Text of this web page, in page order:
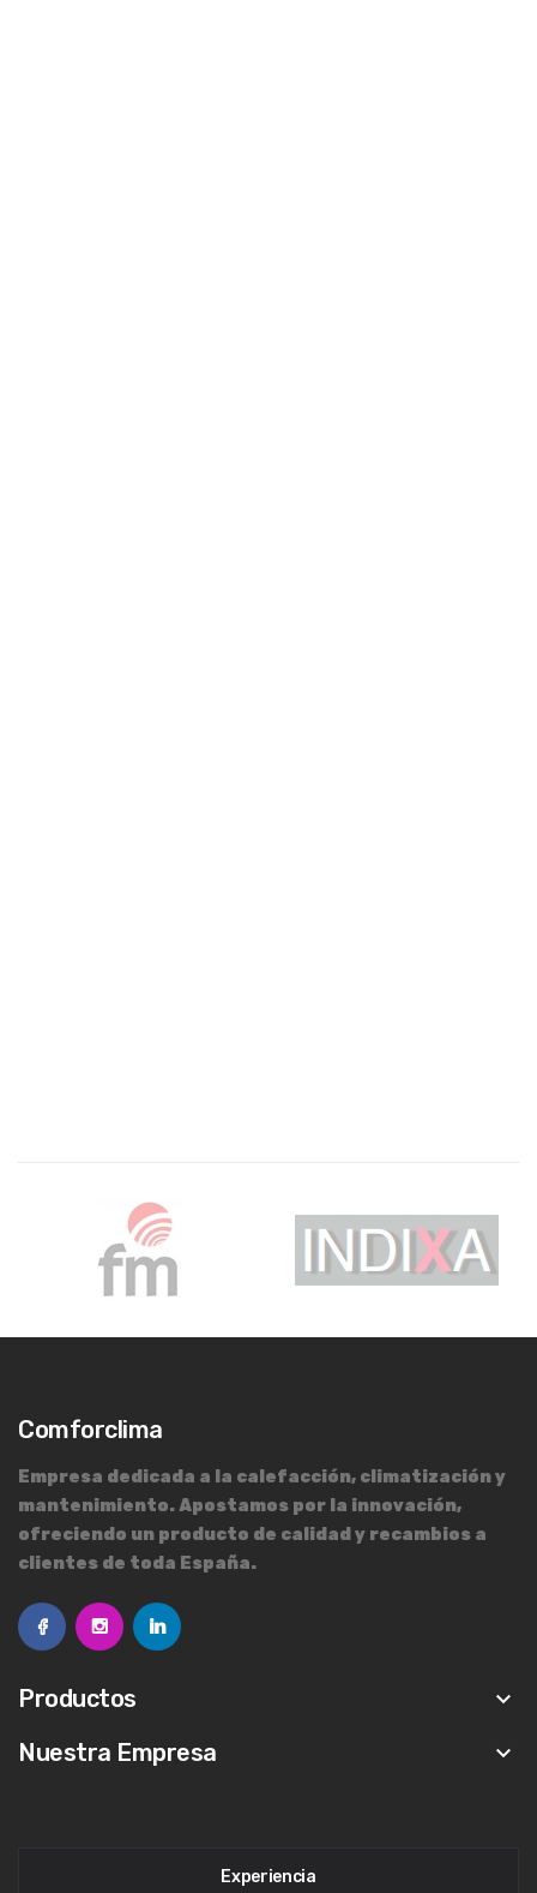
Comforclima
Empresa dedicada a la calefacción, climatización y
mantenimiento. Apostamos por la innovación,
ofreciendo un producto de calidad y recambios a
clientes de toda España.
Productos
keyboard_arrow_down
Nuestra Empresa
keyboard_arrow_down
Experiencia